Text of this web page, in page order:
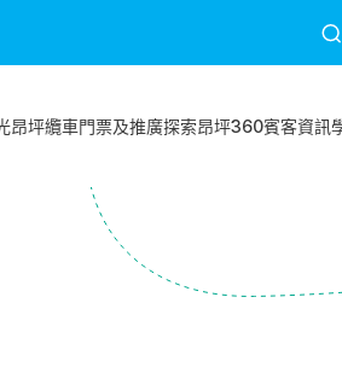
，一經發現將予以作廢，不作退款。條款
昂坪纜車門票及推廣探索昂坪360賓客資訊